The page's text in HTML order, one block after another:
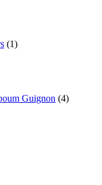
(1)
Guignon (4)